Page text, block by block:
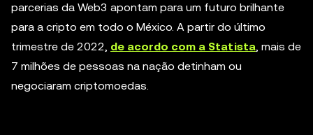
parcerias da Web3 apontam para um futuro brilhante
para a cripto em todo o México. A partir do último
trimestre de 2022, de acordo com a Statista, mais de
7 milhões de pessoas na nação detinham ou
negociaram criptomoedas.